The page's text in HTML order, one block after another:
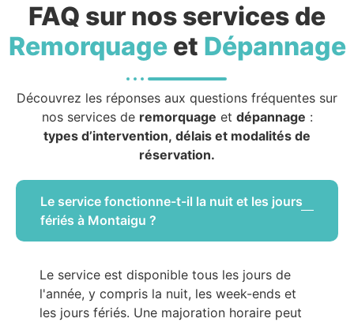
FAQ sur nos services de
Remorquageet Dépannage
Découvrez les réponses aux questions fréquentes sur
nos services de remorquage et dépannage :
types d’intervention, délais et modalités de
réservation.
Le service fonctionne-t-il la nuit et les jours
fériés à Montaigu ?
Le service est disponible tous les jours de
l'année, y compris la nuit, les week-ends et
les jours fériés. Une majoration horaire peut